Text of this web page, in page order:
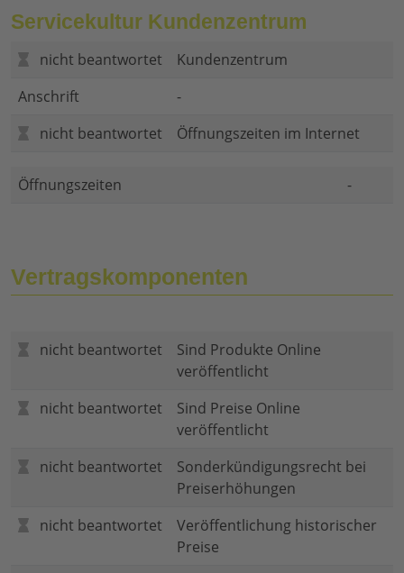
Servicekultur Kundenzentrum
nicht beantwortet
Kundenzentrum
Anschrift
-
nicht beantwortet
Öffnungszeiten im Internet
Öffnungszeiten -
Vertragskomponenten
nicht beantwortet
Sind Produkte Online
veröffentlicht
nicht beantwortet
Sind Preise Online
veröffentlicht
nicht beantwortet
Sonderkündigungsrecht bei
Preiserhöhungen
nicht beantwortet
Veröffentlichung historischer
Preise